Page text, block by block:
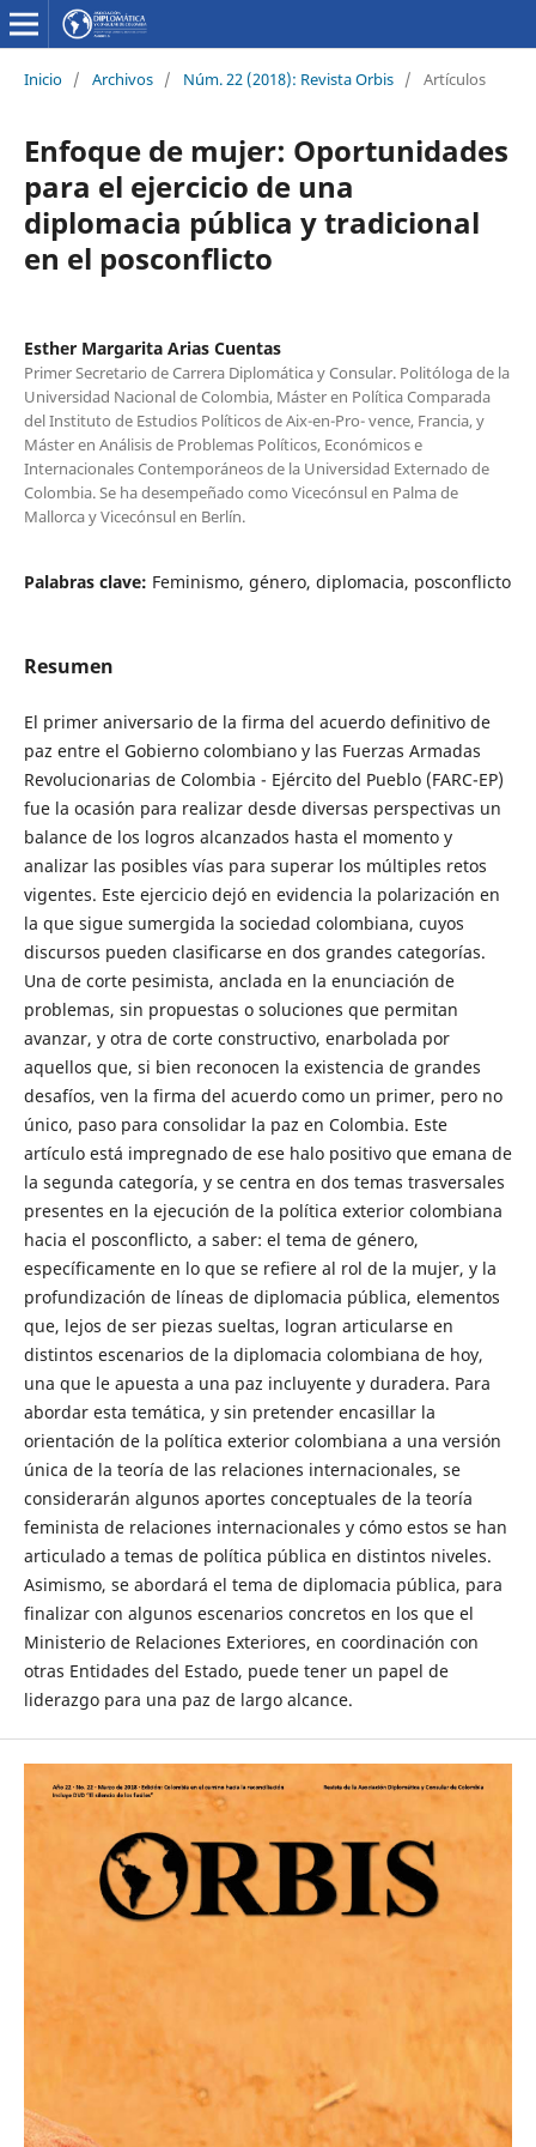
Inicio / Archivos / Núm. 22 (2018): Revista Orbis / Artículos
Enfoque de mujer: Oportunidades
para el ejercicio de una
diplomacia pública y tradicional
en el posconflicto
Esther Margarita Arias Cuentas
Primer Secretario de Carrera Diplomática y Consular. Politóloga de la
Universidad Nacional de Colombia, Máster en Política Comparada
del Instituto de Estudios Políticos de Aix-en-Pro- vence, Francia, y
Máster en Análisis de Problemas Políticos, Económicos e
Internacionales Contemporáneos de la Universidad Externado de
Colombia. Se ha desempeñado como Vicecónsul en Palma de
Mallorca y Vicecónsul en Berlín.
Palabras clave: Feminismo, género, diplomacia, posconflicto
Resumen
El primer aniversario de la firma del acuerdo definitivo de
paz entre el Gobierno colombiano y las Fuerzas Armadas
Revolucionarias de Colombia - Ejército del Pueblo (FARC-EP)
fue la ocasión para realizar desde diversas perspectivas un
balance de los logros alcanzados hasta el momento y
analizar las posibles vías para superar los múltiples retos
vigentes. Este ejercicio dejó en evidencia la polarización en
la que sigue sumergida la sociedad colombiana, cuyos
discursos pueden clasificarse en dos grandes categorías.
Una de corte pesimista, anclada en la enunciación de
problemas, sin propuestas o soluciones que permitan
avanzar, y otra de corte constructivo, enarbolada por
aquellos que, si bien reconocen la existencia de grandes
desafíos, ven la firma del acuerdo como un primer, pero no
único, paso para consolidar la paz en Colombia. Este
artículo está impregnado de ese halo positivo que emana de
la segunda categoría, y se centra en dos temas trasversales
presentes en la ejecución de la política exterior colombiana
hacia el posconflicto, a saber: el tema de género,
específicamente en lo que se refiere al rol de la mujer, y la
profundización de líneas de diplomacia pública, elementos
que, lejos de ser piezas sueltas, logran articularse en
distintos escenarios de la diplomacia colombiana de hoy,
una que le apuesta a una paz incluyente y duradera. Para
abordar esta temática, y sin pretender encasillar la
orientación de la política exterior colombiana a una versión
única de la teoría de las relaciones internacionales, se
considerarán algunos aportes conceptuales de la teoría
feminista de relaciones internacionales y cómo estos se han
articulado a temas de política pública en distintos niveles.
Asimismo, se abordará el tema de diplomacia pública, para
finalizar con algunos escenarios concretos en los que el
Ministerio de Relaciones Exteriores, en coordinación con
otras Entidades del Estado, puede tener un papel de
liderazgo para una paz de largo alcance.